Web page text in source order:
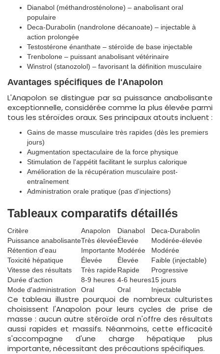
Dianabol (méthandrosténolone) – anabolisant oral
populaire
Deca-Durabolin (nandrolone décanoate) – injectable à
action prolongée
Testostérone énanthate – stéroïde de base injectable
Trenbolone – puissant anabolisant vétérinaire
Winstrol (stanozolol) – favorisant la définition musculaire
Avantages spécifiques de l'Anapolon
L'Anapolon se distingue par sa puissance anabolisante
exceptionnelle, considérée comme la plus élevée parmi
tous les stéroïdes oraux. Ses principaux atouts incluent :
Gains de masse musculaire très rapides (dès les premiers
jours)
Augmentation spectaculaire de la force physique
Stimulation de l'appétit facilitant le surplus calorique
Amélioration de la récupération musculaire post-
entraînement
Administration orale pratique (pas d'injections)
Tableaux comparatifs détaillés
Critère Anapolon Dianabol
Deca-Durabolin
Puissance anabolisanteTrès élevéeÉlevée
Modérée-élevée
Rétention d'eau
Importante Modérée
Modérée
Toxicité hépatique
Élevée Élevée
Faible (injectable)
Vitesse des résultats
Très rapideRapide
Progressive
Durée d'action
8-9 heures 4-6 heures15 jours
Mode d'administration
Oral Oral Injectable
Ce tableau illustre pourquoi de nombreux culturistes
choisissent l'Anapolon pour leurs cycles de prise de
masse : aucun autre stéroïde oral n'offre des résultats
aussi rapides et massifs. Néanmoins, cette efficacité
s'accompagne d'une charge hépatique plus
importante, nécessitant des précautions spécifiques.